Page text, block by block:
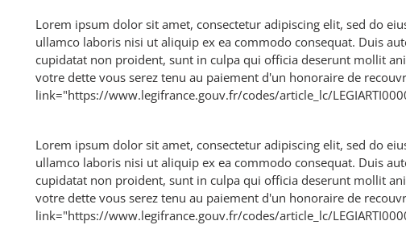
Lorem ipsum dolor sit amet, consectetur adipiscing elit, sed do
ullamco laboris nisi ut aliquip ex ea commodo consequat. Duis
cupidatat non proident, sunt in culpa qui officia deserunt mollit
votre dette vous serez tenu au paiement d'un honoraire de
link="https://www.legifrance.gouv.fr/codes/article_lc/
Lorem ipsum dolor sit amet, consectetur adipiscing elit, sed do
ullamco laboris nisi ut aliquip ex ea commodo consequat. Duis
cupidatat non proident, sunt in culpa qui officia deserunt mollit
votre dette vous serez tenu au paiement d'un honoraire de
link="https://www.legifrance.gouv.fr/codes/article_lc/